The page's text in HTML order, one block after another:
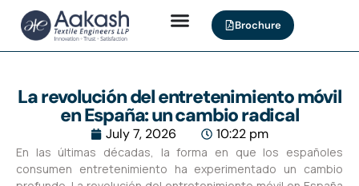
Brochure
La revolución del entretenimiento móvil
en España: un cambio radical
July 7, 2026 10:22 pm
En las últimas décadas, la forma en que los españoles
consumen entretenimiento ha experimentado un cambio